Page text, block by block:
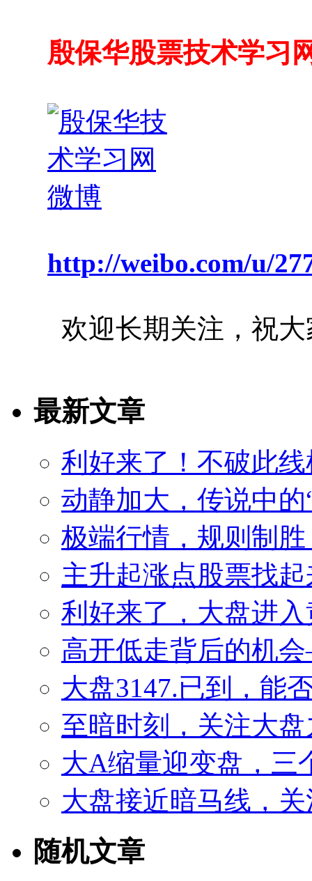
殷保华股票技术学习
http://weibo.com/u/
欢迎长期关注，祝大
最新文章
利好来了！不破此
动静加大，传说中的
极端行情，规则制胜
主升起涨点股票找
利好来了，大盘进
高开低走背后的机
大盘3147.已到，能
至暗时刻，关注大
大A缩量迎变盘，三
大盘接近暗马线，
随机文章